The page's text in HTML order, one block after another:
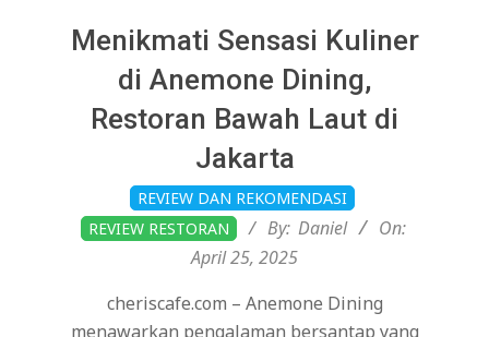
Menikmati Sensasi Kuliner
di Anemone Dining,
Restoran Bawah Laut di
Jakarta
04-
25
REVIEW DAN REKOMENDASI
REVIEW RESTORAN
By: Daniel
On:
April 25, 2025
cheriscafe.com – Anemone Dining
menawarkan pengalaman bersantap yang